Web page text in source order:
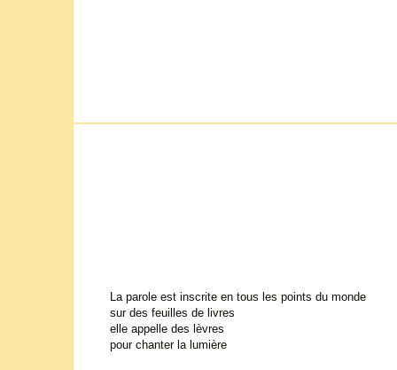
La parole est inscrite en tous les points du monde
sur des feuilles de livres
elle appelle des lèvres
pour chanter la lumière